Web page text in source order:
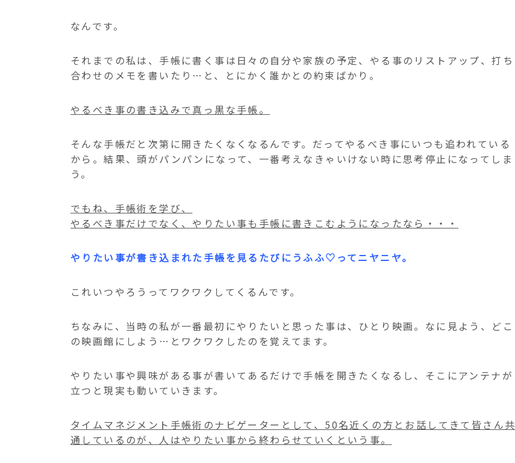
なんです。
それまでの私は、手帳に書く事は日々の自分や家族の予定、やる事のリストアップ、打ち
合わせのメモを書いたり…と、とにかく誰かとの約束ばかり。
やるべき事の書き込みで真っ黒な手帳。
そんな手帳だと次第に開きたくなくなるんです。だってやるべき事にいつも追われている
から。結果、頭がパンパンになって、一番考えなきゃいけない時に思考停止になってしま
う。
でもね、手帳術を学び、
やるべき事だけでなく、やりたい事も手帳に書きこむようになったなら・・・
やりたい事が書き込まれた手帳を見るたびにうふふ♡ってニヤニヤ。
これいつやろうってワクワクしてくるんです。
ちなみに、当時の私が一番最初にやりたいと思った事は、ひとり映画。なに見よう、どこ
の映画館にしよう…とワクワクしたのを覚えてます。
やりたい事や興味がある事が書いてあるだけで手帳を開きたくなるし、そこにアンテナが
立つと現実も動いていきます。
タイムマネジメント手帳術のナビゲーターとして、50名近くの方とお話してきて皆さん共
通しているのが、 人はやりたい事から終わらせていくという事。